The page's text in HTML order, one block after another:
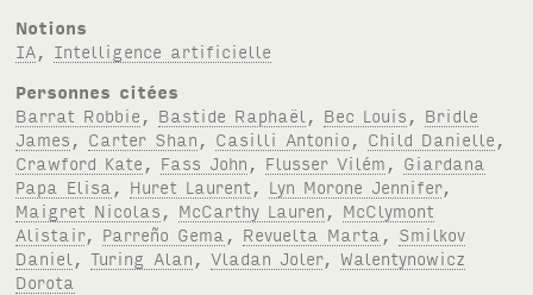
Notions
IA, Intelligence artificielle
Personnes citées
Barrat Robbie , Bastide Raphaël , Bec Louis , Bridle
James , Carter Shan , Casilli Antonio , Child Danielle ,
Crawford Kate , Fass John , Flusser Vilém , Giardana
Papa Elisa , Huret Laurent , Lyn Morone Jennifer,
Maigret Nicolas , McCarthy Lauren , McClymont
Alistair, Parreño Gema , Revuelta Marta , Smilkov
Daniel ,Turing Alan ,Vladan Joler,Walentynowicz
Dorota